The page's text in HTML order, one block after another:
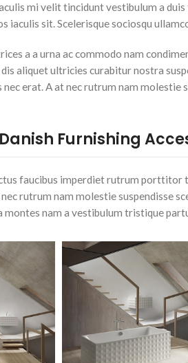
mi velit tincidunt vestibulum a
iaculis sit. Scelerisque sociosqu
a a urna ac commodo nam
aliquet ultricies curabitur nostra
nec erat. A at nec rutrum nam
Furnishing
faucibus imperdiet rutrum
rutrum nam molestie suspendisse
montes nam a vestibulum tristique